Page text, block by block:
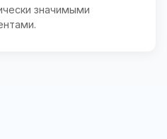
значимыми